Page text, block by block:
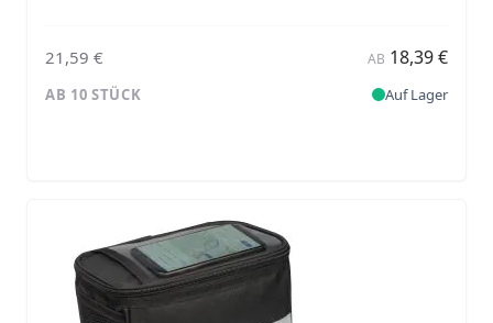
21,59 € AB 18,39 €
AB 10 STÜCK Auf Lager